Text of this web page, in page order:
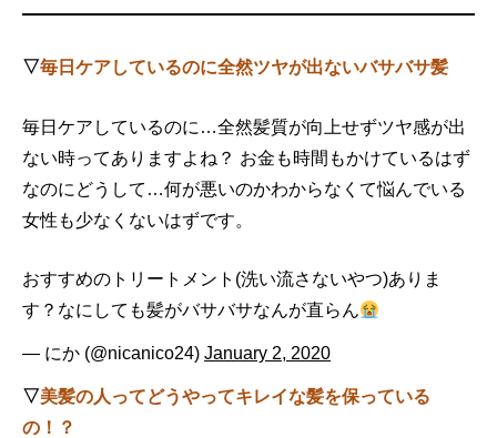
▽毎日ケアしているのに全然ツヤが出ないバサバサ髪
毎日ケアしているのに…全然髪質が向上せずツヤ感が出
ない時ってありますよね？ お金も時間もかけているはず
なのにどうして…何が悪いのかわからなくて悩んでいる
女性も少なくないはずです。
おすすめのトリートメント(洗い流さないやつ)ありま
す？なにしても髪がバサバサなんが直らん
— にか (@nicanico24) January 2, 2020
▽美髪の人ってどうやってキレイな髪を保っている
の！？